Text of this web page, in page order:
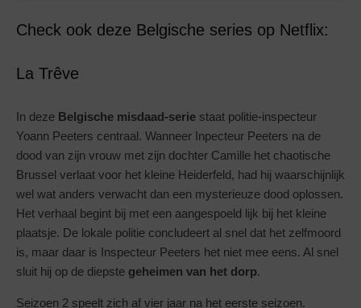
Check ook deze Belgische series op Netflix:
La Trêve
In deze Belgische misdaad-serie staat politie-inspecteur
Yoann Peeters centraal. Wanneer Inpecteur Peeters na de
dood van zijn vrouw met zijn dochter Camille het chaotische
Brussel verlaat voor het kleine Heiderfeld, had hij waarschijnlijk
wel wat anders verwacht dan een mysterieuze dood oplossen.
Het verhaal begint bij met een aangespoeld lijk bij het kleine
plaatsje. De lokale politie concludeert al snel dat het zelfmoord
is, maar daar is Inspecteur Peeters het niet mee eens. Al snel
sluit hij op de diepste geheimen van het dorp.
Seizoen 2 speelt zich af vier jaar na het eerste seizoen.